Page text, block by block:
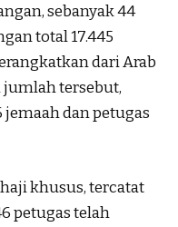
sebanyak 44
total 17.445
dari Arab
jumlah tersebut,
jemaah dan petugas
khusus, tercatat
petugas telah